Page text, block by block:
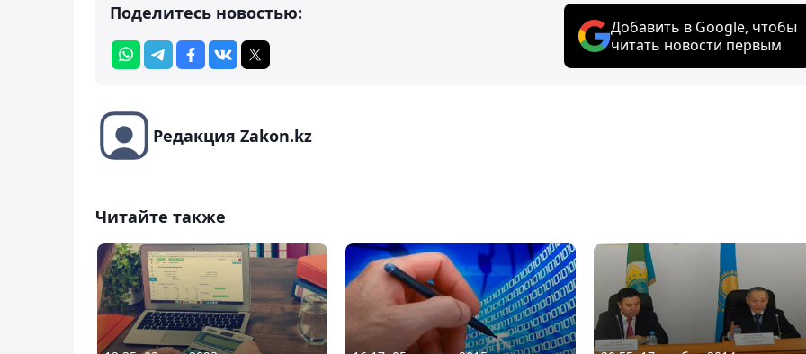
Поделитесь новостью:
Добавить в Google, чтобы
читать новости первым
Редакция Zakon.kz
Читайте также